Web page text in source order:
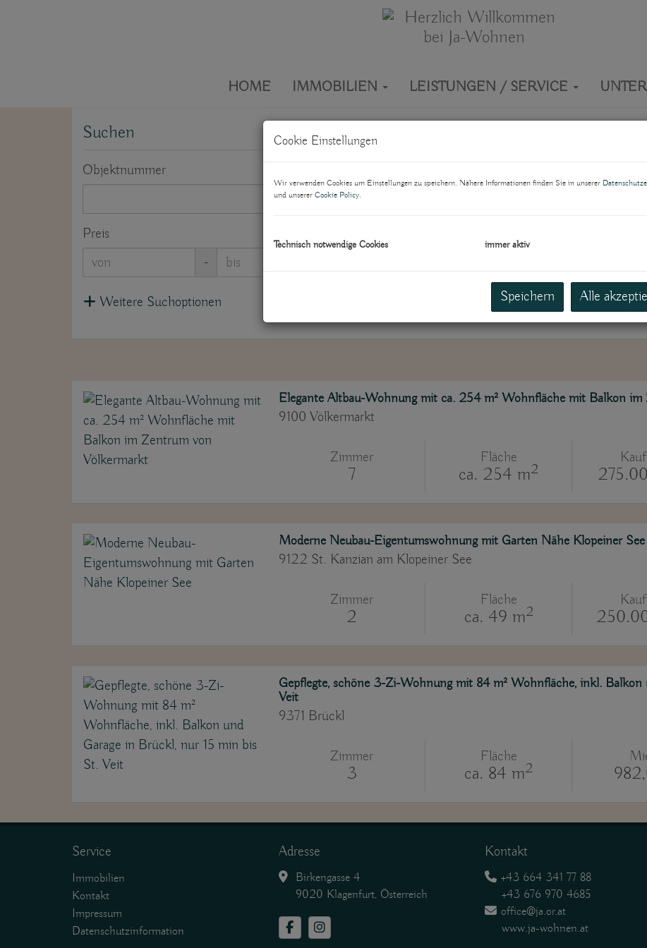
HOME IMMOBILIEN LEISTUNGEN / SERVICE
Suchen
Objektnummer
Preis
-
Weitere Suchoptionen
Elegante Altbau-Wohnung mit ca. 254 m² Wohnfläche mit Balkon
9100 Völkermarkt
Zimmer
7
Fläche
ca. 254 m2
Moderne Neubau-Eigentumswohnung mit Garten Nähe Klopeiner See
9122 St. Kanzian am Klopeiner See
Zimmer
2
Fläche
ca. 49 m2
Gepflegte, schöne 3-Zi-Wohnung mit 84 m² Wohnfläche, inkl.
Veit
9371 Brückl
Zimmer
3
Fläche
ca. 84 m2
Service
Immobilien
Kontakt
Impressum
Datenschutzinformation
Adresse
Birkengasse 4
9020 Klagenfurt, Österreich
Kontakt
+43 664 341 77 88
+43 676 970 4685
office@ja.or.at
www.ja-wohnen.at
Cookie Einstellungen
Wir verwenden Cookies um Einstellungen zu speichern. Nähere Informationen finden Sie in unserer
und unserer Cookie Policy.
Technisch notwendige Cookies immer aktiv
Speichern Alle